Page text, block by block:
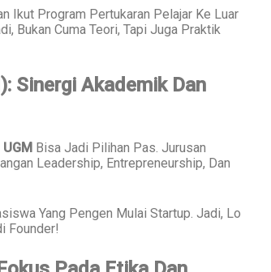
Ikut Program Pertukaran Pelajar Ke Luar
Bukan Cuma Teori, Tapi Juga Praktik
Sinergi Akademik Dan
UGM Bisa Jadi Pilihan Pas. Jurusan
Leadership, Entrepreneurship, Dan
Yang Pengen Mulai Startup. Jadi, Lo
Founder!